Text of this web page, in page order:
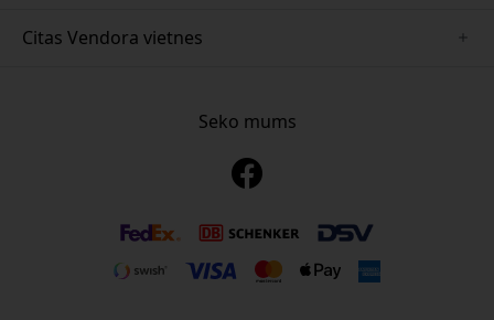
Citas Vendora vietnes
www.myfirst.se
Seko mums